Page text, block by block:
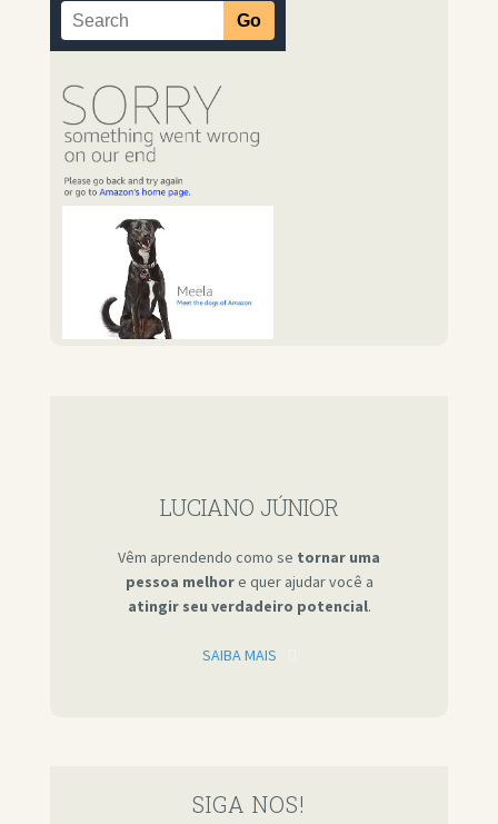
LUCIANO JÚNIOR
Vêm aprendendo como se tornar uma
pessoa melhore quer ajudar você a
atingir seu verdadeiro potencial.
SAIBA MAIS
SIGA NOS!